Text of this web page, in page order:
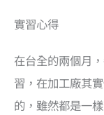
實習心得
在台全的兩個月
習，在加工廠其
的，雖然都是一